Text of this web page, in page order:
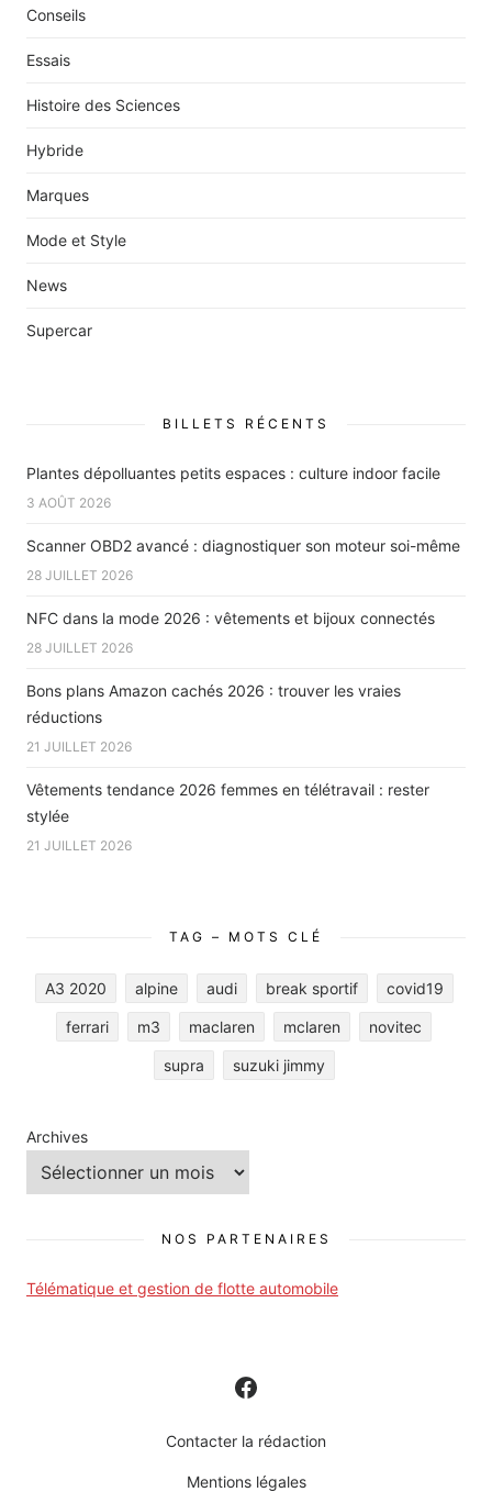
Conseils
Essais
Histoire des Sciences
Hybride
Marques
Mode et Style
News
Supercar
BILLETS RÉCENTS
Plantes dépolluantes petits espaces : culture indoor facile
3 AOÛT 2026
Scanner OBD2 avancé : diagnostiquer son moteur soi-même
28 JUILLET 2026
NFC dans la mode 2026 : vêtements et bijoux connectés
28 JUILLET 2026
Bons plans Amazon cachés 2026 : trouver les vraies
réductions
21 JUILLET 2026
Vêtements tendance 2026 femmes en télétravail : rester
stylée
21 JUILLET 2026
TAG – MOTS CLÉ
A3 2020 alpine audi break sportif covid19
ferrari m3 maclaren mclaren novitec
supra suzuki jimmy
Archives
NOS PARTENAIRES
Télématique et gestion de flotte automobile
Contacter la rédaction
Mentions légales